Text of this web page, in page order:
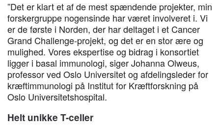
”Det er klart et af de mest spændende projekter, min
forskergruppe nogensinde har været involveret i. Vi
er de første i Norden, der har deltaget i et Cancer
Grand Challenge-projekt, og det er en stor ære og
mulighed. Vores ekspertise og bidrag i konsortiet
ligger i basal immunologi, siger Johanna Olweus,
professor ved Oslo Universitet og afdelingsleder for
kræftimmunologi på Institut for Kræftforskning på
Oslo Universitetshospital.
Helt unikke T-celler